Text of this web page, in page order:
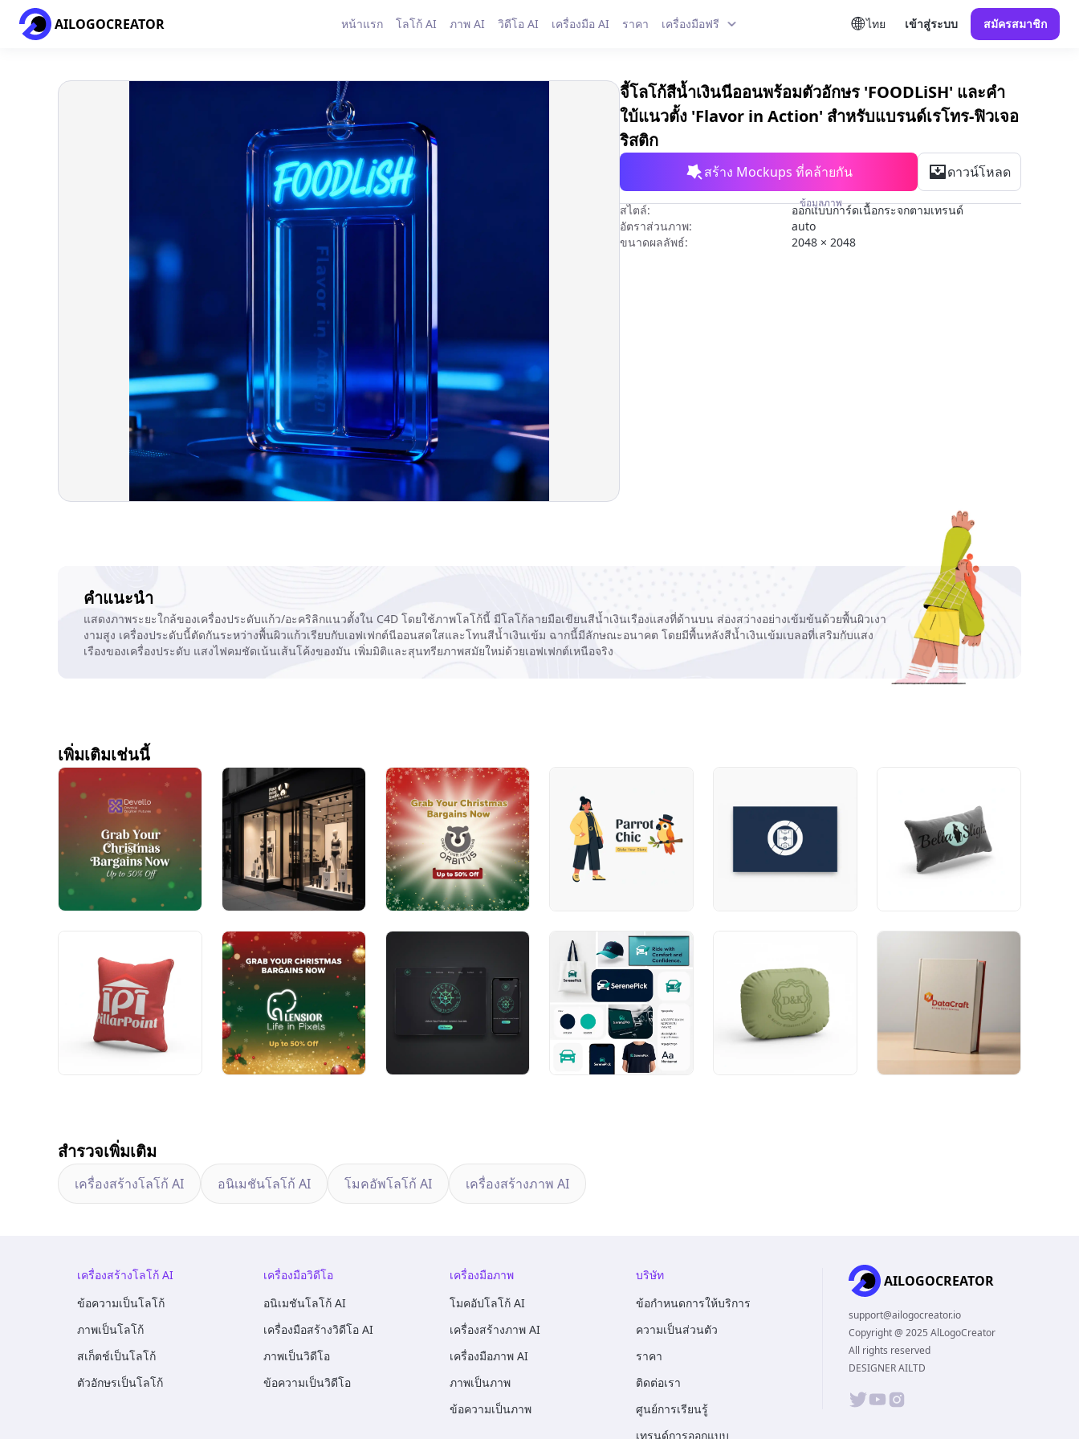
AILOGOCREATOR หน้าแรก โลโก้ AI ภาพ AI วิดีโอ AI เครื่องมือ AI ราคา เครื่องมือฟรี ไทย เข้าสู่ระบบ สมัครสมาชิก
จี้โลโก้สีน้ำเงินนีออนพร้อมตัวอักษร 'FOODLiSH' และคำ
ใบ้แนวตั้ง 'Flavor in Action' สำหรับแบรนด์เรโทร-ฟิวเจอ
ริสติก
สร้าง Mockups ที่คล้ายกัน ดาวน์โหลด
ข้อมูลภาพ
สไตล์:
ออกแบบการ์ดเนื้อกระจกตามเทรนด์
อัตราส่วนภาพ:
auto
ขนาดผลลัพธ์:
2048 × 2048
คำแนะนำ
แสดงภาพระยะใกล้ของเครื่องประดับแก้ว/อะคริลิกแนวตั้งใน C4D โดยใช้ภาพโลโก้นี้ มีโลโก้ลายมือเขียนสีน้ำเงินเรืองแสงที่ด้านบน ส่องสว่างอย่างเข้มข้นด้วยพื้นผิวเงา
งามสูง เครื่องประดับนี้ตัดกันระหว่างพื้นผิวแก้วเรียบกับเอฟเฟกต์นีออนสดใสและโทนสีน้ำเงินเข้ม ฉากนี้มีลักษณะอนาคต โดยมีพื้นหลังสีน้ำเงินเข้มเบลอที่เสริมกับแสง
เรืองของเครื่องประดับ แสงไฟคมชัดเน้นเส้นโค้งของมัน เพิ่มมิติและสุนทรียภาพสมัยใหม่ด้วยเอฟเฟกต์เหนือจริง
เพิ่มเติมเช่นนี้
สำรวจเพิ่มเติม
เครื่องสร้างโลโก้ AI อนิเมชันโลโก้ AI โมคอัพโลโก้ AI เครื่องสร้างภาพ AI
เครื่องสร้างโลโก้ AI
ข้อความเป็นโลโก้
ภาพเป็นโลโก้
สเก็ตช์เป็นโลโก้
ตัวอักษรเป็นโลโก้
เครื่องมือวิดีโอ
อนิเมชันโลโก้ AI
เครื่องมือสร้างวิดีโอ AI
ภาพเป็นวิดีโอ
ข้อความเป็นวิดีโอ
เครื่องมือภาพ
โมคอัปโลโก้ AI
เครื่องสร้างภาพ AI
เครื่องมือภาพ AI
ภาพเป็นภาพ
ข้อความเป็นภาพ
บริษัท
ข้อกำหนดการให้บริการ
ความเป็นส่วนตัว
ราคา
ติดต่อเรา
ศูนย์การเรียนรู้
เทรนด์การออกแบบ
AILOGOCREATOR
support@ailogocreator.io
Copyright @ 2025 AlLogoCreator
All rights reserved
DESIGNER AILTD